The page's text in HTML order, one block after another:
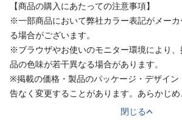
【商品の購入にあたっての注意事項】
※一部商品において弊社カラー表記がメー
る場合がございます。
※ブラウザやお使いのモニター環境により
品の色味が若干異なる場合があります。
※掲載の価格・製品のパッケージ・デザイン
告なく変更することがあります。あらかじめ
閉じる